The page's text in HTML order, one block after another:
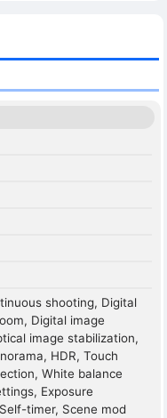
shooting, Digital
Digital image
image stabilization,
HDR, Touch
White balance
Exposure
timer, Scene mod